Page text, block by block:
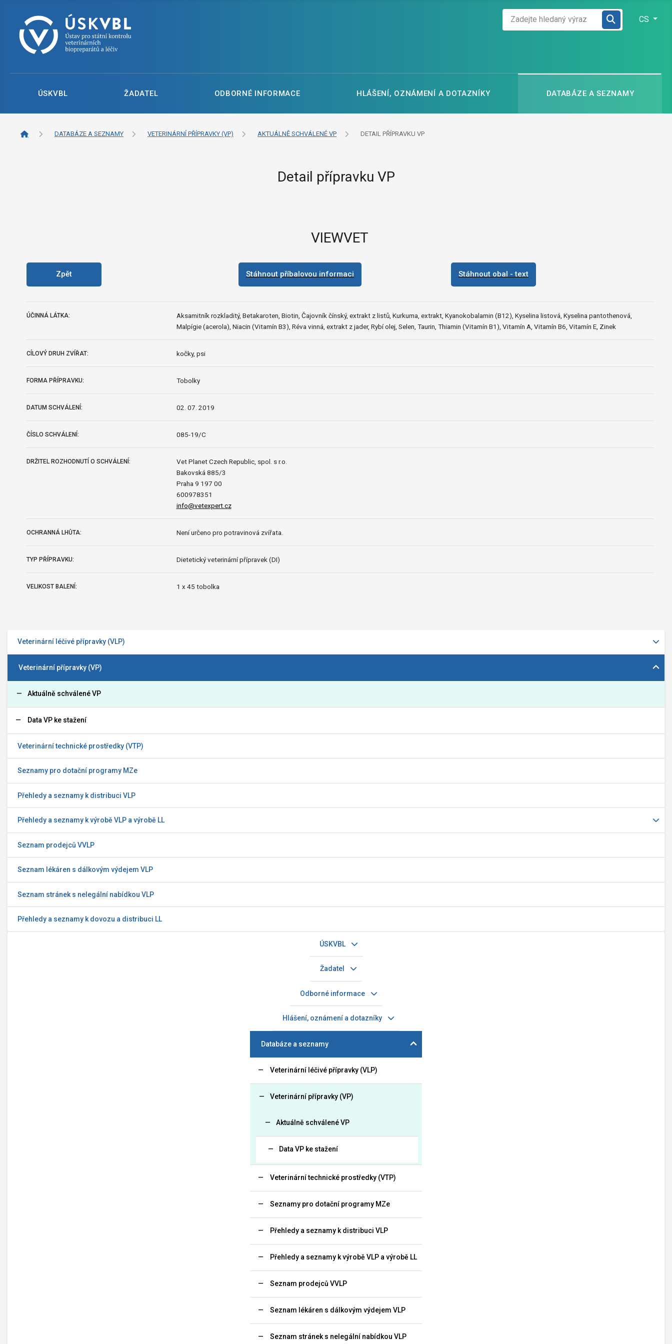
CS
ÚSKVBL ŽADATEL ODBORNÉ INFORMACE HLÁŠENÍ, OZNÁMENÍ A DOTAZNÍKY DATABÁZE A SEZNAMY
DATABÁZE A SEZNAMY VETERINÁRNÍ PŘÍPRAVKY (VP) AKTUÁLNĚ SCHVÁLENÉ VP DETAIL PŘÍPRAVKU VP
Veterinární léčivé přípravky (VLP)
Veterinární přípravky (VP)
Aktuálně schválené VP
Data VP ke stažení
Veterinární technické prostředky (VTP)
Seznamy pro dotační programy MZe
Přehledy a seznamy k distribuci VLP
Přehledy a seznamy k výrobě VLP a výrobě LL
Seznam prodejců VVLP
Seznam lékáren s dálkovým výdejem VLP
Seznam stránek s nelegální nabídkou VLP
Přehledy a seznamy k dovozu a distribuci LL
ÚSKVBL
Žadatel
Odborné informace
Hlášení, oznámení a dotazníky
Databáze a seznamy
Veterinární léčivé přípravky (VLP)
Veterinární přípravky (VP)
Aktuálně schválené VP
Data VP ke stažení
Veterinární technické prostředky (VTP)
Seznamy pro dotační programy MZe
Přehledy a seznamy k distribuci VLP
Přehledy a seznamy k výrobě VLP a výrobě LL
Seznam prodejců VVLP
Seznam lékáren s dálkovým výdejem VLP
Seznam stránek s nelegální nabídkou VLP
Detail přípravku VP
VIEWVET
Zpět Stáhnout příbalovou informaci Stáhnout obal - text
ÚČINNÁ LÁTKA:
Aksamitník rozkladitý, Betakaroten, Biotin, Čajovník čínský, extrakt z listů, Kurkuma, extrakt, Kyanokobalamin (B12), Kyselina listová, Kyselina pantothenová,
Malpígie (acerola), Niacin (Vitamín B3), Réva vinná, extrakt z jader, Rybí olej, Selen, Taurin, Thiamin (Vitamín B1), Vitamín A, Vitamín B6, Vitamín E, Zinek
CÍLOVÝ DRUH ZVÍŘAT: kočky, psi
FORMA PŘÍPRAVKU: Tobolky
DATUM SCHVÁLENÍ: 02. 07. 2019
ČÍSLO SCHVÁLENÍ: 085-19/C
DRŽITEL ROZHODNUTÍ O SCHVÁLENÍ:
Vet Planet Czech Republic, spol. s r.o.
Bakovská 885/3
Praha 9 197 00
600978351
info@vetexpert.cz
OCHRANNÁ LHŮTA: Není určeno pro potravinová zvířata.
TYP PŘÍPRAVKU: Dietetický veterinární přípravek (DI)
VELIKOST BALENÍ: 1 x 45 tobolka